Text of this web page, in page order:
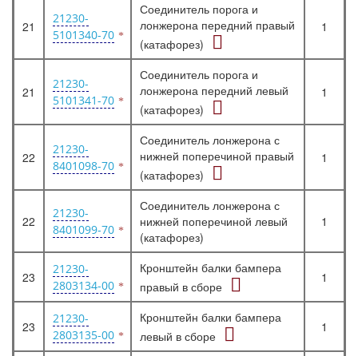
21
21230-
5101340-70
Соединитель порога и
лонжерона передний правый
(катафорез)
1
21
21230-
5101341-70
Соединитель порога и
лонжерона передний левый
(катафорез)
1
22
21230-
8401098-70
Соединитель лонжерона с
нижней поперечиной правый
(катафорез)
1
22
21230-
8401099-70
Соединитель лонжерона с
нижней поперечиной левый
(катафорез)
1
23
21230-
2803134-00
Кронштейн балки бампера
правый в сборе
1
23
21230-
2803135-00
Кронштейн балки бампера
левый в сборе
1